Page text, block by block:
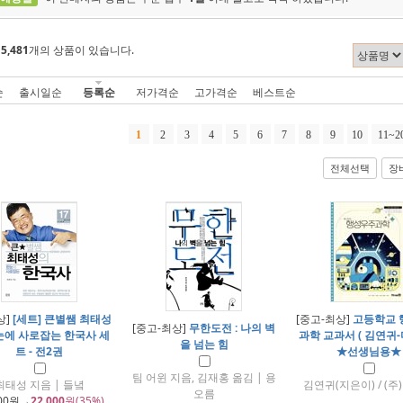
5,481개의 상품이 있습니다.
출시일순 등록순 저가격순 고가격순 베스트순
1 2 3 4 5 6 7 8 9 10
전체선택 장
] [세트] 큰별쌤 최태성
에 사로잡는 한국사 세
트 - 전2권
태성 지음 | 들녘
[중고-최상] 무한도전 : 나의 벽
을 넘는 힘
팀 어윈 지음, 김재홍 옮김 | 용
오름
[중고-최상] 고등학교
과학 교과서 ( 김연귀
★선생님용★
김연귀(지은이) / (주